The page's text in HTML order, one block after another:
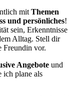
mit Themen
und persönliches!
sein, Erkenntnisse
Alltag. Stell dir
Freundin vor.
Angebote und
ich plane als